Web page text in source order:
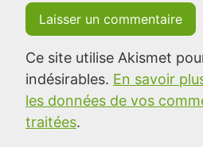
Ce site utilise Akismet
indésirables. En savoir
les données de vos
traitées.